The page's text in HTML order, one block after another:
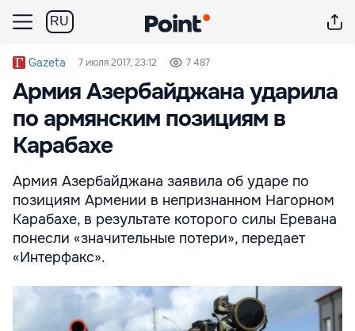
RU
Gazeta 7 июля 2017, 23:12 7 487
Армия Азербайджана ударила
по армянским позициям в
Карабахе
Армия Азербайджана заявила об ударе по
позициям Армении в непризнанном Нагорном
Карабахе, в результате которого силы Еревана
понесли «значительные потери», передает
«Интерфакс».